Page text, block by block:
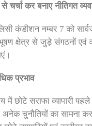
से चर्चा कर बनाए नीतिगत
कंडीशन नम्बर 7 को
क्षेत्र से जुड़े संगठनों एवं
प्रभाव
छोटे सराफा व्यापारी
अनेक चुनौतियों का सामना